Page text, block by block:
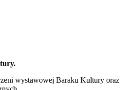
wystawowej Baraku Kultury oraz